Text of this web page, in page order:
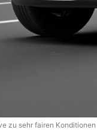
zu sehr fairen